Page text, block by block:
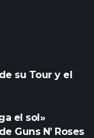
su Tour y el
el sol»
Guns N’ Roses